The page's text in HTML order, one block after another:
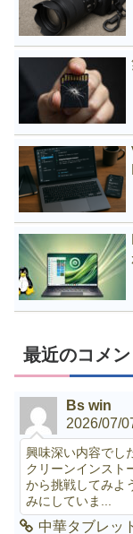
最近のコメン
Bs win
2026/07/
興味深い内容でし
クリーンインスト
から挑戦してみよ
みにしていま...
中華タブレッ